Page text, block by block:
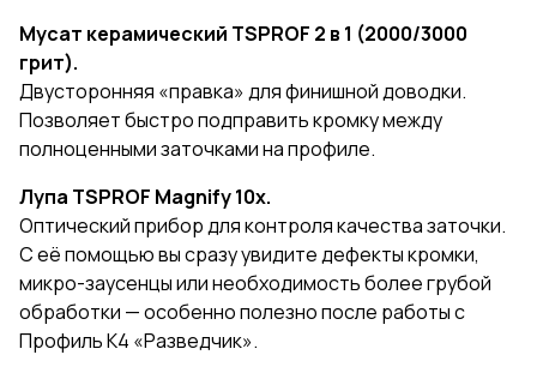
Мусат керамический TSPROF 2 в 1 (2000/3000
грит).
Двусторонняя «правка» для финишной доводки.
Позволяет быстро подправить кромку между
полноценными заточками на профиле.
Лупа TSPROF Magnify 10x.
Оптический прибор для контроля качества заточки.
С её помощью вы сразу увидите дефекты кромки,
микро-заусенцы или необходимость более грубой
обработки — особенно полезно после работы с
Профиль К4 «Разведчик».